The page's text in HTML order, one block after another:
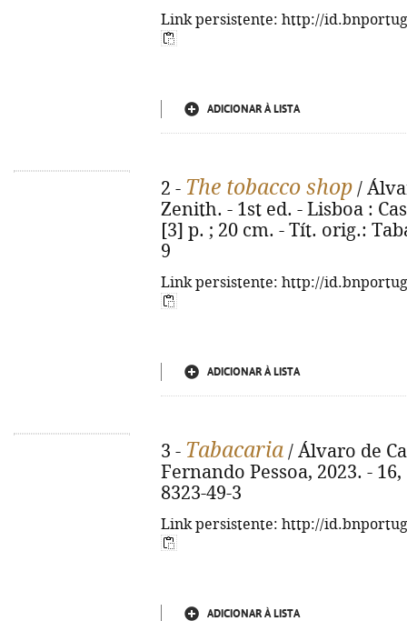
Link persistente: http://
ADICIONAR À LISTA
2 - The tobacco shop /
Zenith. - 1st ed. - Lisboa :
[3] p. ; 20 cm. - Tít. orig.:
9
Link persistente: http://
ADICIONAR À LISTA
3 - Tabacaria / Álvaro de
Fernando Pessoa, 2023. -
8323-49-3
Link persistente: http://
ADICIONAR À LISTA